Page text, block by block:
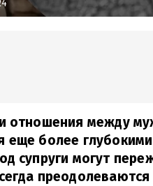
отношения между
еще более
супруги могут
преодолеваются